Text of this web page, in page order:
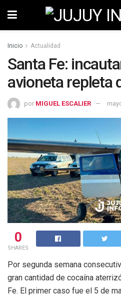
Inicio Actualidad
Santa Fe:
avioneta repleta
por MIGUEL ESCALIER
0
SHARES
Por segunda semana
gran cantidad de cocaína
Fe. El primer caso fue el 5 de